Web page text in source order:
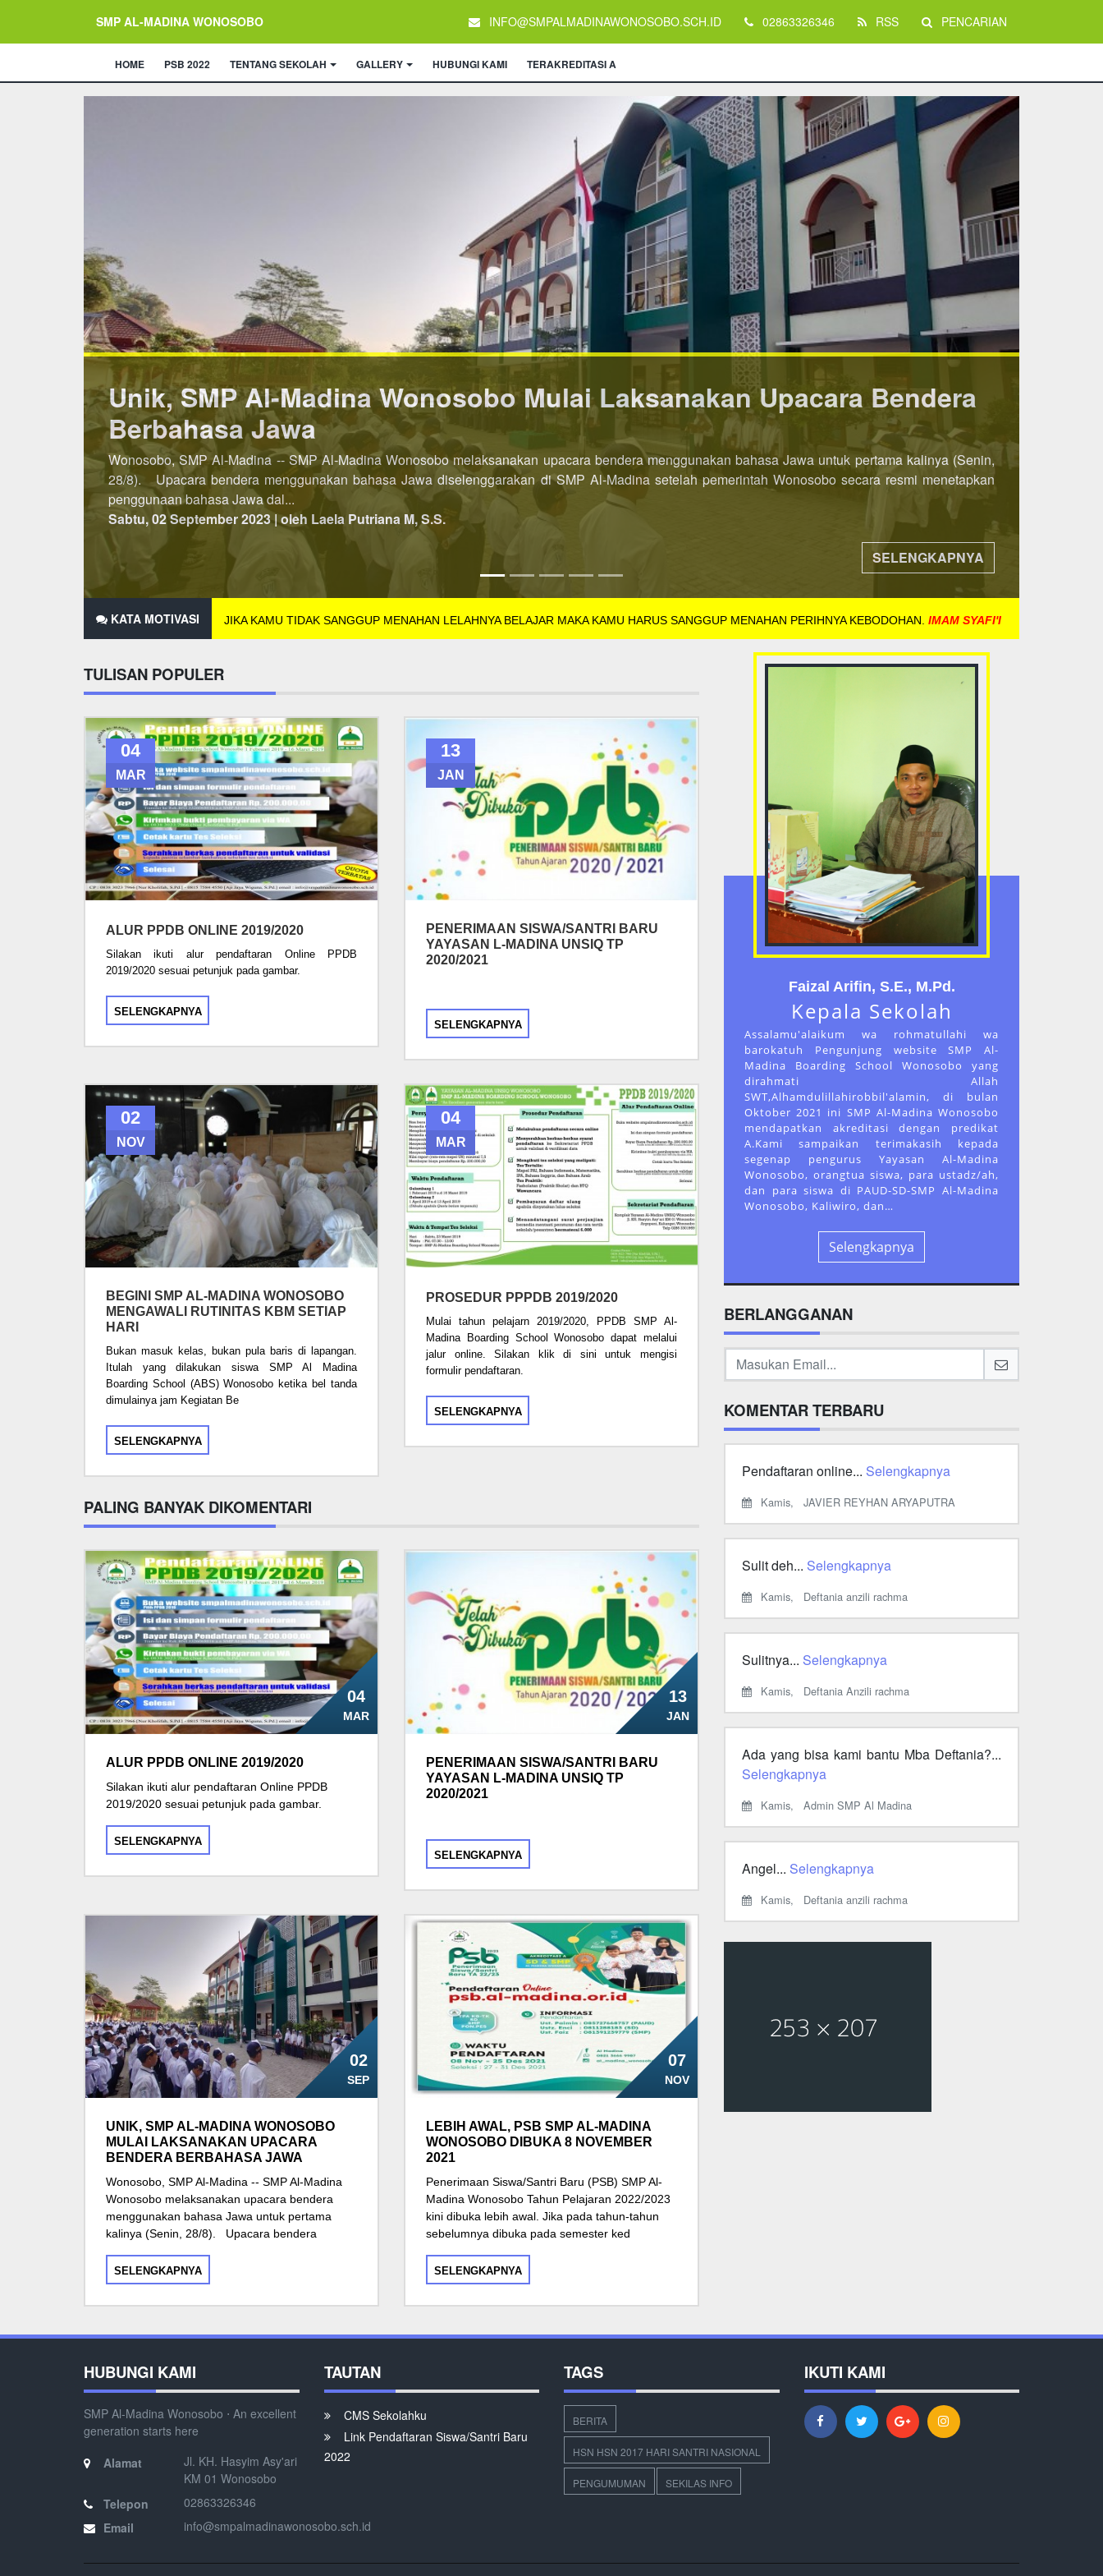
SMP AL-MADINA WONOSOBO INFO@SMPALMADINAWONOSOBO.SCH.ID 02863326346 RSS PENCARIAN
HOME PSB 2022 TENTANG SEKOLAH GALLERY HUBUNGI KAMI TERAKREDITASI A
Lebih Awal, PSB SMP AL-Madina Wonosobo dibuka 8 November 2021
Penerimaan Siswa/Santri Baru (PSB) SMP Al-Madina Wonosobo Tahun Pelajaran 2022/2023 kini dibuka lebih awal. Jika pada tahun-tahun sebelumnya
dibuka pada semester kedua, maka untuk PSB Tahun Pelajaran 2022/2023 dibuka di semester pertama. Pendaftaran dibuka mulai tanggal 8 November
2021 hingga 25 Des...
Minggu, 07 November 2021 | oleh Laela Putriana M, S.S.
SELENGKAPNYA
KATA MOTIVASI JIKA KAMU TIDAK SANGGUP MENAHAN LELAHNYA BELAJAR MAKA KAMU HARUS SANGGUP MENAHAN PERIHNYA KEBODOHAN. IMAM SYAFI'I
TULISAN POPULER
04
MAR
ALUR PPDB ONLINE 2019/2020
Silakan ikuti alur pendaftaran Online PPDB
2019/2020 sesuai petunjuk pada gambar.
SELENGKAPNYA
13
JAN
PENERIMAAN SISWA/SANTRI BARU
YAYASAN L-MADINA UNSIQ TP
2020/2021
SELENGKAPNYA
02
NOV
BEGINI SMP AL-MADINA WONOSOBO
MENGAWALI RUTINITAS KBM SETIAP
HARI
Bukan masuk kelas, bukan pula baris di lapangan.
Itulah yang dilakukan siswa SMP Al Madina
Boarding School (ABS) Wonosobo ketika bel tanda
dimulainya jam Kegiatan Be
SELENGKAPNYA
04
MAR
PROSEDUR PPPDB 2019/2020
Mulai tahun pelajarn 2019/2020, PPDB SMP Al-
Madina Boarding School Wonosobo dapat melalui
jalur online. Silakan klik di sini untuk mengisi
formulir pendaftaran.
SELENGKAPNYA
PALING BANYAK DIKOMENTARI
04
MAR
ALUR PPDB ONLINE 2019/2020
Silakan ikuti alur pendaftaran Online PPDB
2019/2020 sesuai petunjuk pada gambar.
SELENGKAPNYA
13
JAN
PENERIMAAN SISWA/SANTRI BARU
YAYASAN L-MADINA UNSIQ TP
2020/2021
SELENGKAPNYA
02
SEP
UNIK, SMP AL-MADINA WONOSOBO
MULAI LAKSANAKAN UPACARA
BENDERA BERBAHASA JAWA
Wonosobo, SMP Al-Madina -- SMP Al-Madina
Wonosobo melaksanakan upacara bendera
menggunakan bahasa Jawa untuk pertama
kalinya (Senin, 28/8). Upacara bendera
SELENGKAPNYA
07
NOV
LEBIH AWAL, PSB SMP AL-MADINA
WONOSOBO DIBUKA 8 NOVEMBER
2021
Penerimaan Siswa/Santri Baru (PSB) SMP Al-
Madina Wonosobo Tahun Pelajaran 2022/2023
kini dibuka lebih awal. Jika pada tahun-tahun
sebelumnya dibuka pada semester ked
SELENGKAPNYA
Faizal Arifin, S.E., M.Pd.
Kepala Sekolah
Assalamu'alaikum wa rohmatullahi wa
barokatuh Pengunjung website SMP Al-
Madina Boarding School Wonosobo yang
dirahmati Allah
SWT,Alhamdulillahirobbil'alamin, di bulan
Oktober 2021 ini SMP Al-Madina Wonosobo
mendapatkan akreditasi dengan predikat
A.Kami sampaikan terimakasih kepada
segenap pengurus Yayasan Al-Madina
Wonosobo, orangtua siswa, para ustadz/ah,
dan para siswa di PAUD-SD-SMP Al-Madina
Wonosobo, Kaliwiro, dan…
Selengkapnya
BERLANGGANAN
KOMENTAR TERBARU
Pendaftaran online... Selengkapnya
Kamis, JAVIER REYHAN ARYAPUTRA
Sulit deh... Selengkapnya
Kamis, Deftania anzili rachma
Sulitnya... Selengkapnya
Kamis, Deftania Anzili rachma
Ada yang bisa kami bantu Mba Deftania?...
Selengkapnya
Kamis, Admin SMP Al Madina
Angel... Selengkapnya
Kamis, Deftania anzili rachma
HUBUNGI KAMI
SMP Al-Madina Wonosobo ⋅ An excellent
generation starts here
Alamat
Jl. KH. Hasyim Asy'ari
KM 01 Wonosobo
Telepon
02863326346
Email
info@smpalmadinawonosobo.sch.id
TAUTAN
CMS Sekolahku
Link Pendaftaran Siswa/Santri Baru
2022
TAGS
BERITA
HSN HSN 2017 HARI SANTRI NASIONAL
PENGUMUMAN SEKILAS INFO
IKUTI KAMI